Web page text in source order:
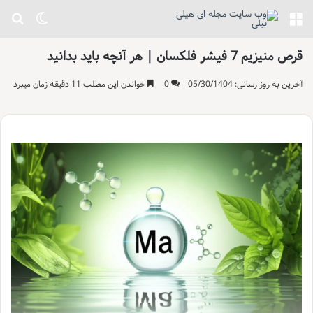
تغییر منو
قرص منیزیم 7 فیشر فلکسان | هر آنچه باید بدانید
آخرین به روز رسانی: 05/30/1404 0 خواندن این مطلب 11 دقیقه زمان میبرد